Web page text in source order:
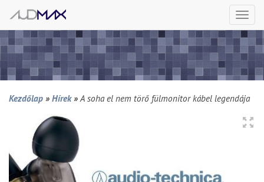
Kezdőlap » Hírek » A soha el nem törő fülmonitor kábel legendája